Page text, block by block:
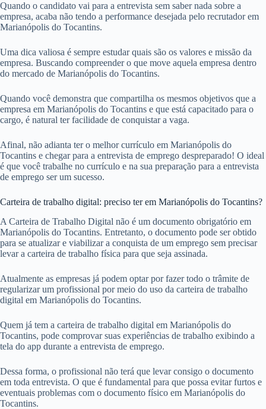
Quando o candidato vai para a entrevista sem saber nada sobre a
empresa, acaba não tendo a performance desejada pelo recrutador em
Marianópolis do Tocantins.
Uma dica valiosa é sempre estudar quais são os valores e missão da
empresa. Buscando compreender o que move aquela empresa dentro
do mercado de Marianópolis do Tocantins.
Quando você demonstra que compartilha os mesmos objetivos que a
empresa em Marianópolis do Tocantins e que está capacitado para o
cargo, é natural ter facilidade de conquistar a vaga.
Afinal, não adianta ter o melhor currículo em Marianópolis do
Tocantins e chegar para a entrevista de emprego despreparado! O ideal
é que você trabalhe no currículo e na sua preparação para a entrevista
de emprego ser um sucesso.
Carteira de trabalho digital: preciso ter em Marianópolis do Tocantins?
A Carteira de Trabalho Digital não é um documento obrigatório em
Marianópolis do Tocantins. Entretanto, o documento pode ser obtido
para se atualizar e viabilizar a conquista de um emprego sem precisar
levar a carteira de trabalho física para que seja assinada.
Atualmente as empresas já podem optar por fazer todo o trâmite de
regularizar um profissional por meio do uso da carteira de trabalho
digital em Marianópolis do Tocantins.
Quem já tem a carteira de trabalho digital em Marianópolis do
Tocantins, pode comprovar suas experiências de trabalho exibindo a
tela do app durante a entrevista de emprego.
Dessa forma, o profissional não terá que levar consigo o documento
em toda entrevista. O que é fundamental para que possa evitar furtos e
eventuais problemas com o documento físico em Marianópolis do
Tocantins.